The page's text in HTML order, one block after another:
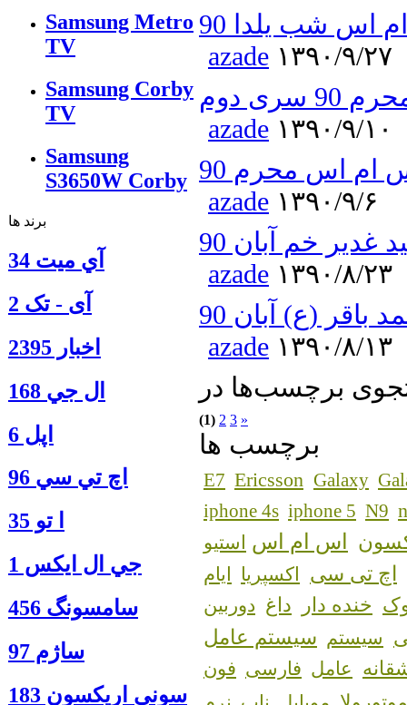
Samsung Metro
TV
Samsung Corby
TV
Samsung
S3650W Corby
برند ها
آي ميت 34
آی - تک 2
اخبار 2395
ال جي 168
اپل 6
اچ تي سي 96
ا‍ تو 35
جي ال ايكس 1
سامسونگ 456
ساژم 97
سوني اريكسون 183
اس شب یلدا 90
azade ۱۳۹۰/۹/۲۷
دوم
azade ۱۳۹۰/۹/۱۰
ام اس محرم 90
azade ۱۳۹۰/۹/۶
خم آبان 90
azade ۱۳۹۰/۸/۲۳
(ع) آبان 90
azade ۱۳۹۰/۸/۱۳
(1) 2 3 »
برچسب ها
E7 Ericsson Galaxy
iphone 4s iphone 5 N9
اس ام اس استیو
اچ تی سی اکسپریا ایام
خنده دار داغ دوربین
سیستم سیستم عامل
عامل فارسی فون